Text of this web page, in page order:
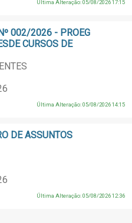
Última Alteração: 05/08/2026 17:15
002/2026 - PROEG
CURSOS DE
Última Alteração: 05/08/2026 14:15
DE ASSUNTOS
Última Alteração: 05/08/2026 12:36